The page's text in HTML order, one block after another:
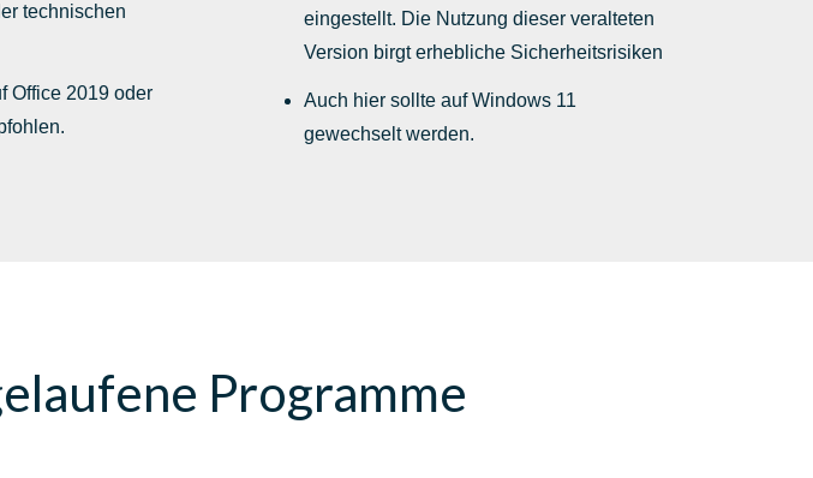
technischen
Office 2019 oder
eingestellt. Die Nutzung dieser veralteten
Version birgt erhebliche Sicherheitsrisiken
Auch hier sollte auf Windows 11
gewechselt werden.
Programme